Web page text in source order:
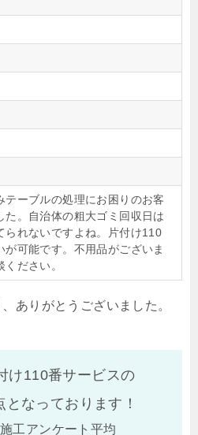
テーブルの処理にお困りのお客
た。自治体の粗大ゴミ回収日は
られないですよね。片付け110
可能です。不用品がございま
ださい。
ありがとうございました。
け110番サービスの
となっております！
工アンケート平均